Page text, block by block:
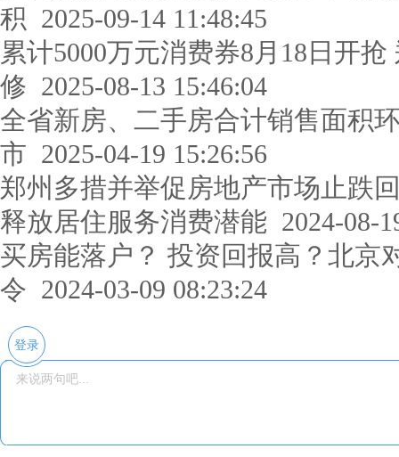
积 2025-09-14 11:48:45
累计5000万元消费券8月18日开
修 2025-08-13 15:46:04
全省新房、二手房合计销售面积
市 2025-04-19 15:26:56
郑州多措并举促房地产市场止跌
释放居住服务消费潜能 2024-08-
买房能落户？ 投资回报高？北京
令 2024-03-09 08:23:24
登录